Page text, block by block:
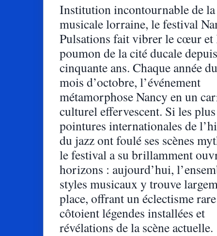
Institution incontournable de la
musicale lorraine, le festival
Pulsations fait vibrer le cœur et
poumon de la cité ducale
cinquante ans. Chaque année
mois d’octobre, l’événement
métamorphose Nancy en un
culturel effervescent. Si les
pointures internationales de
du jazz ont foulé ses scènes
le festival a su brillamment
horizons : aujourd’hui,
styles musicaux y trouve
place, offrant un éclectisme
côtoient légendes installées et
révélations de la scène actuelle.